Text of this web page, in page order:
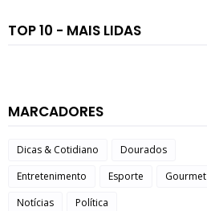
TOP 10 - MAIS LIDAS
MARCADORES
Dicas & Cotidiano
Dourados
Entretenimento
Esporte
Gourmet
Notícias
Política